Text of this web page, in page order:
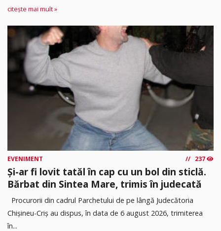
citește mai mult »
EVENIMENT 237
Și-ar fi lovit tatăl în cap cu un bol din sticlă.
Bărbat din Sintea Mare, trimis în judecată
Procurorii din cadrul Parchetului de pe lângă Judecătoria
Chișineu-Criș au dispus, în data de 6 august 2026, trimiterea
în...